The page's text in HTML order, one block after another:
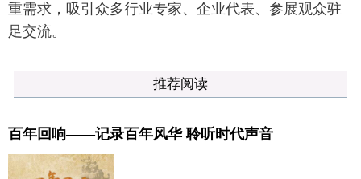
重需求，吸引众多行业专家、企业代表、参展观众驻
足交流。
推荐阅读
百年回响——记录百年风华 聆听时代声音